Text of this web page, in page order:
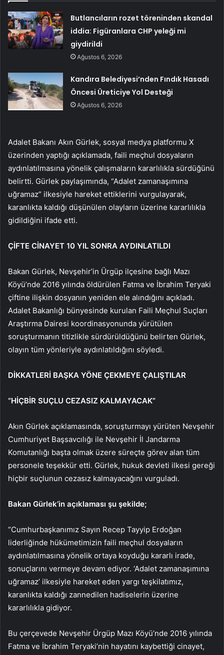
Butlancıların rozet töreninden skandal
iddia: Figüranlara CHP yeleği mi
giydirildi
Ağustos 6, 2026
Kandıra Belediyesi’nden Fındık Hasadı
Öncesi Üreticiye Yol Desteği
Ağustos 6, 2026
Adalet Bakanı Akın Gürlek, sosyal medya platformu X
üzerinden yaptığı açıklamada, faili meçhul dosyaların
aydınlatılmasına yönelik çalışmaların kararlılıkla sürdüğünü
belirtti. Gürlek paylaşımında, “Adalet zamanaşımına
uğramaz” ilkesiyle hareket ettiklerini vurgulayarak,
karanlıkta kaldığı düşünülen olayların üzerine kararlılıkla
gidildiğini ifade etti.
ÇİFTE CİNAYET 10 YIL SONRA AYDINLATILDI
Bakan Gürlek, Nevşehir’in Ürgüp ilçesine bağlı Mazı
Köyü’nde 2016 yılında öldürülen Fatma ve İbrahim Teryaki
çiftine ilişkin dosyanın yeniden ele alındığını açıkladı.
Adalet Bakanlığı bünyesinde kurulan Faili Meçhul Suçları
Araştırma Dairesi koordinasyonunda yürütülen
soruşturmanın titizlikle sürdürüldüğünü belirten Gürlek,
olayın tüm yönleriyle aydınlatıldığını söyledi.
DİKKATLERİ BAŞKA YÖNE ÇEKMEYE ÇALIŞTILAR
“HİÇBİR SUÇLU CEZASIZ KALMAYACAK”
Akın Gürlek açıklamasında, soruşturmayı yürüten Nevşehir
Cumhuriyet Başsavcılığı ile Nevşehir İl Jandarma
Komutanlığı başta olmak üzere süreçte görev alan tüm
personele teşekkür etti. Gürlek, hukuk devleti ilkesi gereği
hiçbir suçlunun cezasız kalmayacağını vurguladı.
Bakan Gürlek’in açıklaması şu şekilde;
“Cumhurbaşkanımız Sayın Recep Tayyip Erdoğan
liderliğinde hükümetimizin faili meçhul dosyaların
aydınlatılmasına yönelik ortaya koyduğu kararlı irade,
sonuçlarını vermeye devam ediyor. ‘Adalet zamanaşımına
uğramaz’ ilkesiyle hareket eden yargı teşkilatımız,
karanlıkta kaldığı zannedilen hadiselerin üzerine
kararlılıkla gidiyor.
Bu çerçevede Nevşehir Ürgüp Mazı Köyü’nde 2016 yılında
Fatma ve İbrahim Teryaki’nin hayatını kaybettiği cinayet,